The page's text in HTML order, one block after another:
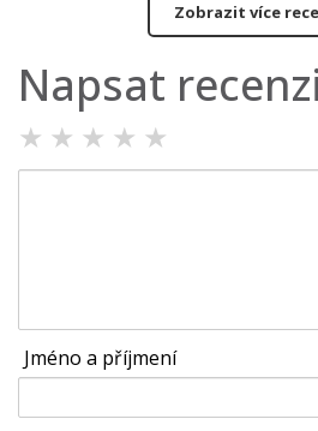
Zobrazit více
Napsat recenzi
★ ★ ★ ★ ★
Jméno a příjmení